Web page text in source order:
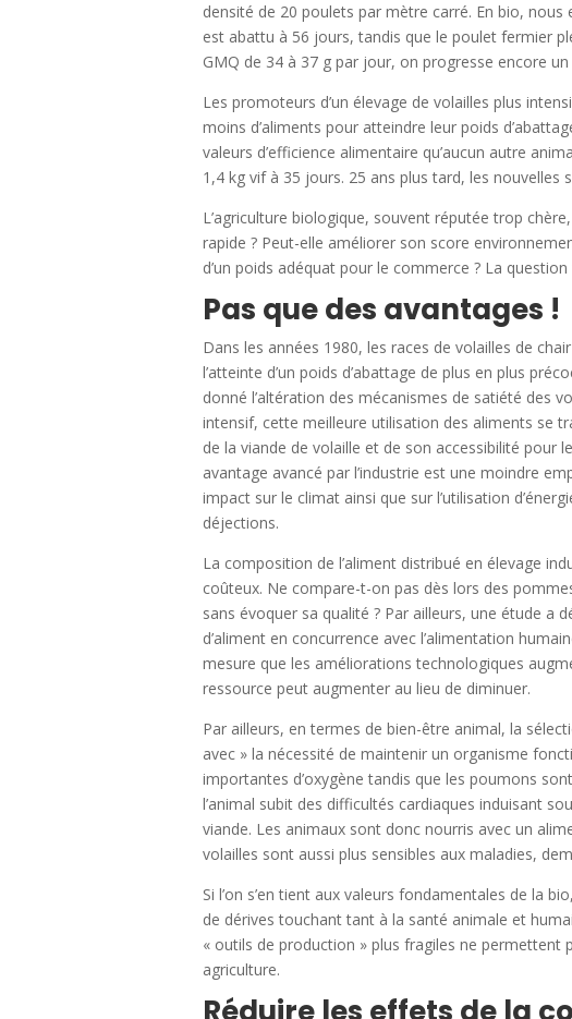
densité de 20 poulets par mètre carré. En bio,
est abattu à 56 jours, tandis que le poulet fermier
GMQ de 34 à 37 g par jour, on progresse encore
Les promoteurs d’un élevage de volailles plus
moins d’aliments pour atteindre leur poids
valeurs d’efficience alimentaire qu’aucun autre
1,4 kg vif à 35 jours. 25 ans plus tard, les
L’agriculture biologique, souvent réputée trop
rapide ? Peut-elle améliorer son score
d’un poids adéquat pour le commerce ? La
Pas que des avantages !
Dans les années 1980, les races de volailles de
l’atteinte d’un poids d’abattage de plus en plus
donné l’altération des mécanismes de satiété des
intensif, cette meilleure utilisation des aliments se
de la viande de volaille et de son accessibilité pour
avantage avancé par l’industrie est une moindre
impact sur le climat ainsi que sur l’utilisation
déjections.
La composition de l’aliment distribué en élevage
coûteux. Ne compare-t-on pas dès lors des
sans évoquer sa qualité ? Par ailleurs, une étude a
d’aliment en concurrence avec l’alimentation
mesure que les améliorations technologiques
ressource peut augmenter au lieu de diminuer.
Par ailleurs, en termes de bien-être animal, la
avec » la nécessité de maintenir un organisme
importantes d’oxygène tandis que les poumons
l’animal subit des difficultés cardiaques induisant
viande. Les animaux sont donc nourris avec un
volailles sont aussi plus sensibles aux maladies,
Si l’on s’en tient aux valeurs fondamentales de la
de dérives touchant tant à la santé animale et
« outils de production » plus fragiles ne
agriculture.